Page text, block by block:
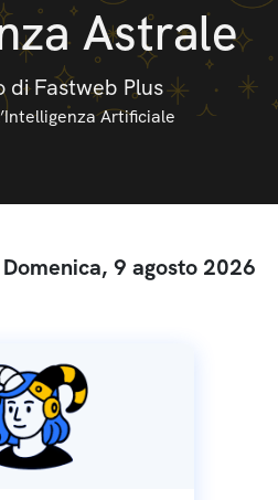
Astrale
di Fastweb Plus
Artificiale
Domenica, 9 agosto 2026